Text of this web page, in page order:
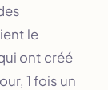
le
ont créé
1 fois un